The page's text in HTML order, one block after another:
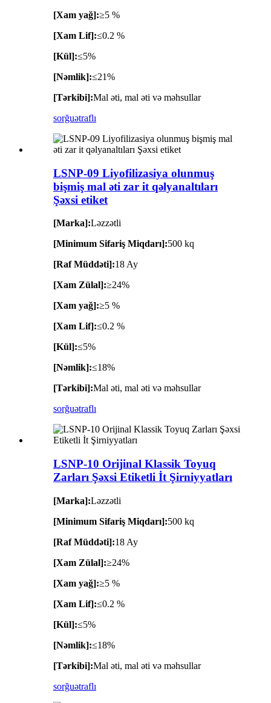
[Xam yağ]:≥5 %
[Xam Lif]:≤0.2 %
[Kül]:≤5%
[Nəmlik]:≤21%
[Tərkibi]:Mal əti, mal əti və məhsullar
sorğuətraflı
LSNP-09 Liyofilizasiya olunmuş
bişmiş mal əti zar it qəlyanaltıları
Şəxsi etiket
[Marka]:Ləzzətli
[Minimum Sifariş Miqdarı]:500 kq
[Raf Müddəti]:18 Ay
[Xam Zülal]:≥24%
[Xam yağ]:≥5 %
[Xam Lif]:≤0.2 %
[Kül]:≤5%
[Nəmlik]:≤18%
[Tərkibi]:Mal əti, mal əti və məhsullar
sorğuətraflı
LSNP-10 Orijinal Klassik Toyuq
Zarları Şəxsi Etiketli İt Şirniyyatları
[Marka]:Ləzzətli
[Minimum Sifariş Miqdarı]:500 kq
[Raf Müddəti]:18 Ay
[Xam Zülal]:≥24%
[Xam yağ]:≥5 %
[Xam Lif]:≤0.2 %
[Kül]:≤5%
[Nəmlik]:≤18%
[Tərkibi]:Mal əti, mal əti və məhsullar
sorğuətraflı